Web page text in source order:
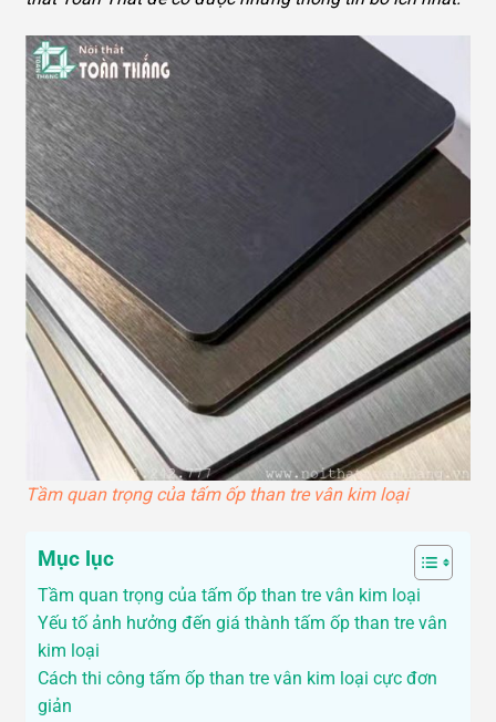
Tầm quan trọng của tấm ốp than tre vân kim loại
Mục lục
Tầm quan trọng của tấm ốp than tre vân kim loại
Yếu tố ảnh hưởng đến giá thành tấm ốp than tre vân
kim loại
Cách thi công tấm ốp than tre vân kim loại cực đơn
giản